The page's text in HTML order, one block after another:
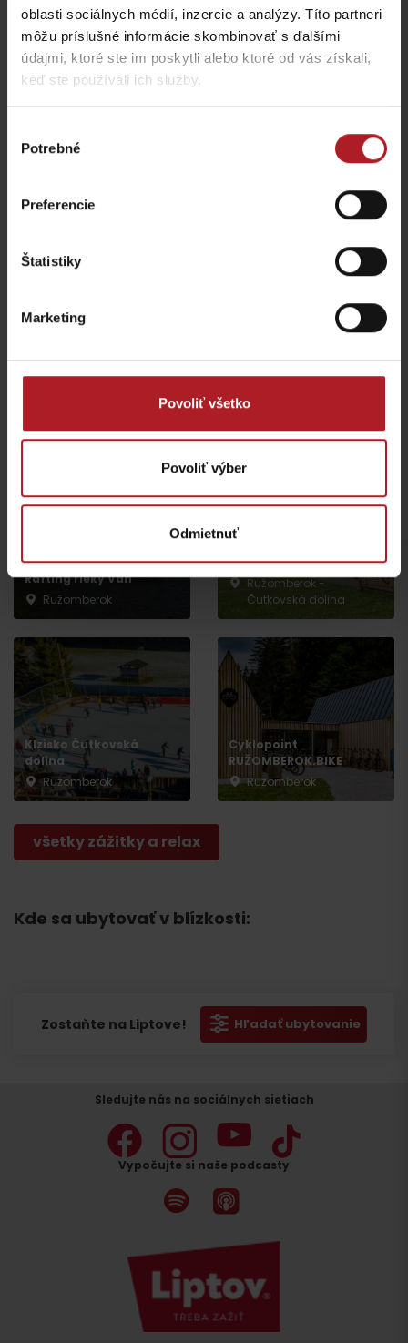
oblasti sociálnych médií, inzercie a analýzy. Títo partneri
môžu príslušné informácie skombinovať s ďalšími
údajmi, ktoré ste im poskytli alebo ktoré od vás získali,
keď ste používali ich služby.
súhlasu
Potrebné
Preferencie
Štatistiky
Marketing
Povoliť všetko
Povoliť výber
Odmietnuť
Aktivity a relax v gh blízkosti:
Zipline Čutkovská dolina
Obrovo – zábavný areál
Rafting rieky Váh
Ružomberok
Pivovar URSUS
Ružomberok -
Čutkovská dolina
Klzisko Čutkovská
dolina
Ružomberok
Cyklopoint
RUŽOMBEROK.BIKE
Ružomberok
všetky zážitky a relax
Kde sa ubytovať v blízkosti:
Zostaňte na Liptove! Hľadať ubytovanie
Odchod
Sledujte nás na sociálnych sietiach
Vypočujte si naše podcasty